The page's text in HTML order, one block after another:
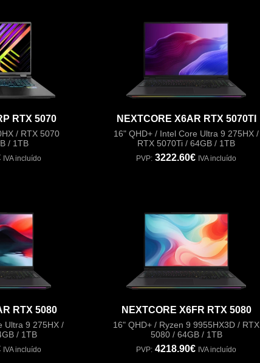
RTX 5070
/ RTX 5070
/ 1TB
IVA incluído
NEXTCORE X6AR RTX 5070TI
16" QHD+ / Intel Core Ultra 9 275HX /
RTX 5070Ti / 64GB / 1TB
PVP: 3222.60€ IVA incluído
RTX 5080
Ultra 9 275HX /
/ 1TB
IVA incluído
NEXTCORE X6FR RTX 5080
16" QHD+ / Ryzen 9 9955HX3D / RTX
5080 / 64GB / 1TB
PVP: 4218.90€ IVA incluído